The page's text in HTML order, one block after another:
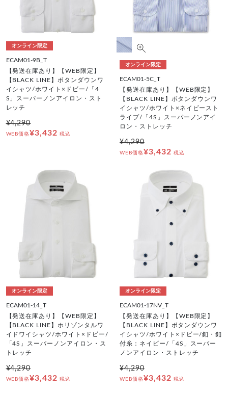
オンライン限定
ECAM01-9B_T
【発送在庫あり】【WEB限定】
【BLACK LINE】ボタンダウンワ
イシャツ/ホワイト×ドビー/「4
S」スーパーノンアイロン・スト
レッチ
¥4,290
WEB価格¥3,432 税込
オンライン限定
ECAM01-5C_T
【発送在庫あり】【WEB限定】
【BLACK LINE】ボタンダウンワ
イシャツ/ホワイト×ネイビースト
ライプ/「4S」スーパーノンアイ
ロン・ストレッチ
¥4,290
WEB価格¥3,432 税込
オンライン限定
ECAM01-14_T
【発送在庫あり】【WEB限定】
【BLACK LINE】ホリゾンタルワ
イドワイシャツ/ホワイト×ドビー/
「4S」スーパーノンアイロン・ス
トレッチ
¥4,290
WEB価格¥3,432 税込
オンライン限定
ECAM01-17NV_T
【発送在庫あり】【WEB限定】
【BLACK LINE】ボタンダウンワ
イシャツ/ホワイト×ドビー/釦・釦
付糸：ネイビー/「4S」スーパー
ノンアイロン・ストレッチ
¥4,290
WEB価格¥3,432 税込